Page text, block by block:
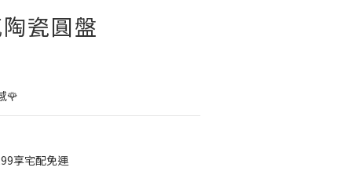
瓷圓盤
🌹
享宅配免運